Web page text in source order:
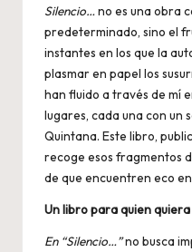
Silencio…no es una obra
predeterminado, sino el
instantes en los que la
plasmar en papel los
han fluido a través de mí
lugares, cada una con un
Quintana. Este libro,
recoge esos fragmentos
de que encuentren eco
Un libro para quien
En “Silencio…”no busca